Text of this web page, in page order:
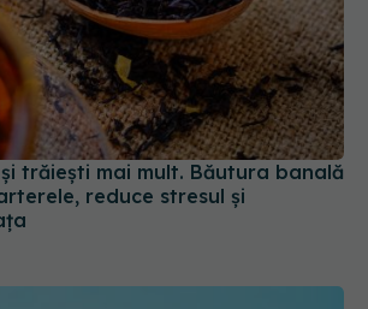
trăiești mai mult. Băutura banală
reduce stresul și